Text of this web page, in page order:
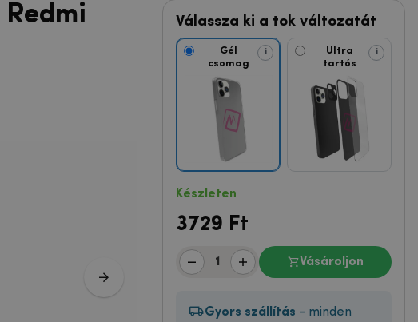
Válassza ki a tok változatát
Gél
csomag
i
Ultra
tartós
i
Készleten
3729 Ft
Vásároljon
Gyors szállítás - minden